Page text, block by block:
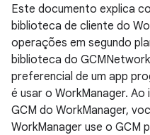
Este documento explica
biblioteca de cliente do
operações em segundo
biblioteca do
preferencial de um app
é usar o WorkManager.
GCM do WorkManager,
WorkManager use o GCM